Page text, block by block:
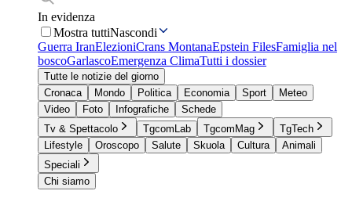
In evidenza
Mostra tuttiNascondi
Guerra IranElezioniCrans MontanaEpstein FilesFamiglia nel
boscoGarlascoEmergenza ClimaTutti i dossier
Tutte le notizie del giorno
Cronaca
Mondo Politica Economia Sport
Meteo
Video
Foto Infografiche
Schede
Tv & Spettacolo
TgcomLab TgcomMag
TgTech
Lifestyle
Oroscopo Salute Skuola Cultura
Animali
Speciali
Chi siamo